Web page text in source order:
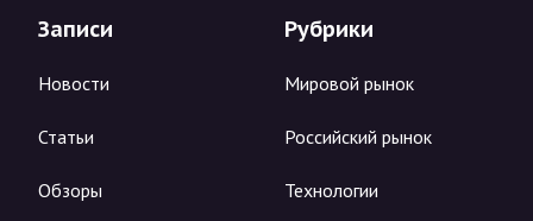
Записи
Новости
Статьи
Обзоры
Рубрики
Мировой рынок
Российский рынок
Технологии